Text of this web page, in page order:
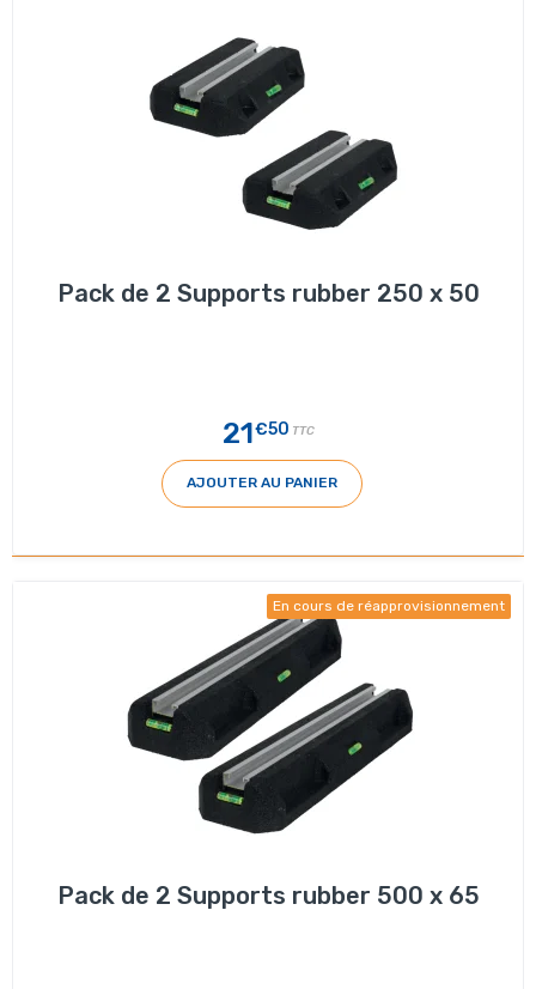
Pack de 2 Supports rubber 250 x 50
21€50 TTC
AJOUTER AU PANIER
En cours de réapprovisionnement
Pack de 2 Supports rubber 500 x 65